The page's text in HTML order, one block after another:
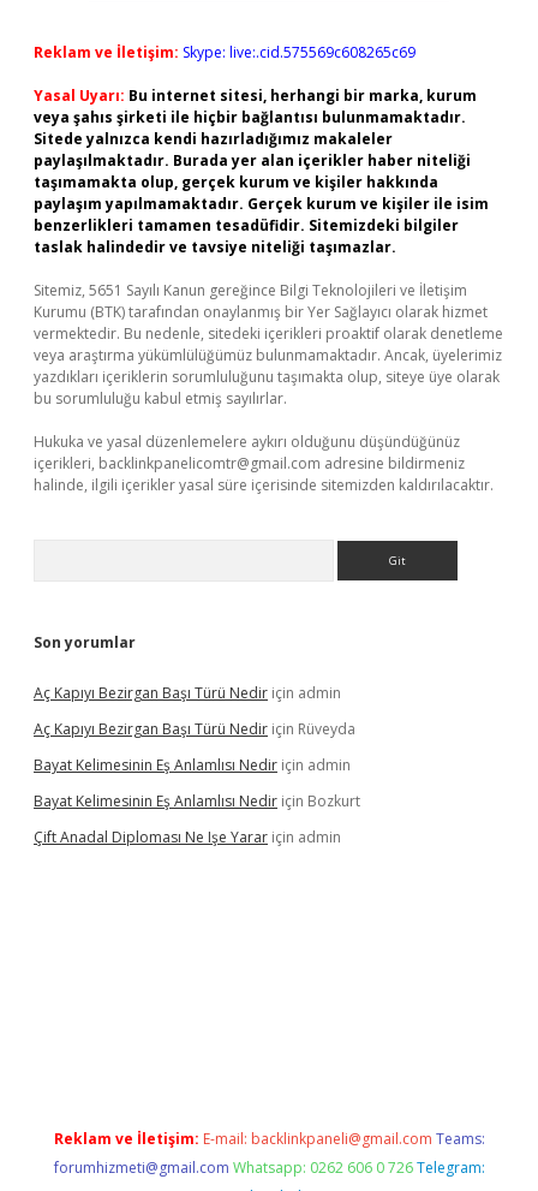
Reklam ve İletişim: Skype: live:.cid.575569c608265c69
Yasal Uyarı: Bu internet sitesi, herhangi bir marka, kurum
veya şahıs şirketi ile hiçbir bağlantısı bulunmamaktadır.
Sitede yalnızca kendi hazırladığımız makaleler
paylaşılmaktadır. Burada yer alan içerikler haber niteliği
taşımamakta olup, gerçek kurum ve kişiler hakkında
paylaşım yapılmamaktadır. Gerçek kurum ve kişiler ile isim
benzerlikleri tamamen tesadüfidir. Sitemizdeki bilgiler
taslak halindedir ve tavsiye niteliği taşımazlar.
Sitemiz, 5651 Sayılı Kanun gereğince Bilgi Teknolojileri ve İletişim
Kurumu (BTK) tarafından onaylanmış bir Yer Sağlayıcı olarak hizmet
vermektedir. Bu nedenle, sitedeki içerikleri proaktif olarak denetleme
veya araştırma yükümlülüğümüz bulunmamaktadır. Ancak, üyelerimiz
yazdıkları içeriklerin sorumluluğunu taşımakta olup, siteye üye olarak
bu sorumluluğu kabul etmiş sayılırlar.
Hukuka ve yasal düzenlemelere aykırı olduğunu düşündüğünüz
içerikleri, backlinkpanelicomtr@gmail.com adresine bildirmeniz
halinde, ilgili içerikler yasal süre içerisinde sitemizden kaldırılacaktır.
Son yorumlar
Aç Kapıyı Bezirgan Başı Türü Nedir için admin
Aç Kapıyı Bezirgan Başı Türü Nedir için Rüveyda
Bayat Kelimesinin Eş Anlamlısı Nedir için admin
Bayat Kelimesinin Eş Anlamlısı Nedir için Bozkurt
Çift Anadal Diploması Ne Işe Yarar için admin
Reklam ve İletişim: E-mail: backlinkpaneli@gmail.com Teams:
forumhizmeti@gmail.com Whatsapp: 0262 606 0 726 Telegram: